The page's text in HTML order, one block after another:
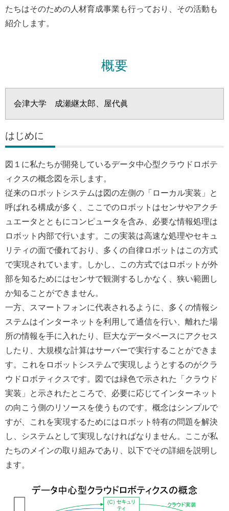
たちはそのための人材育成事業も行っており、その活動も
紹介します。
概要
会津大学 成瀬継太郎、屋代眞
はじめに
図１に私たちが開発しているデータ中心型クラウドロボテ
ィクスの概念図を示します。
従来のロボットシステムは図の左側の「ローカル実装」と
呼ばれる構成が多く、ここでのロボットはセンサやアクチ
ュエータとともにコンピュータを含み、必要な情報処理は
ロボット内部で行います。この実装は高速な処理やセキュ
リティの面で優れており、多くの自律ロボットはこの方式
で実現されています。しかし、この方式ではロボットが外
部を知るためにはセンサで観測するしかなく、狭い範囲し
か知ることができません。
一方、スマートフォンに代表されるように、多くの情報シ
ステムはインターネットを利用して通信を行い、離れた場
所の情報を手に入れたり、巨大なデータベースにアクセス
したり、大規模な計算はサーバーで実行することができま
す。これをロボットシステムで実現しようとするのがクラ
ウドロボティクスです。図では緑色で示された「クラウド
実装」と示されたところで、必要に応じてインターネット
の向こう側のリソースを使うものです。概念はシンプルで
すが、これを実現するためにはロボット特有の問題を解決
し、システムとして実現しなければなりません。ここが私
たちのメインの取り組みであり、以下でその詳細を説明し
ます。